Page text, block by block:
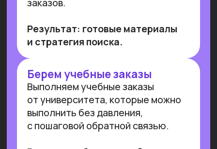
Имеем
образовательную
лицензию и статус
Сколково